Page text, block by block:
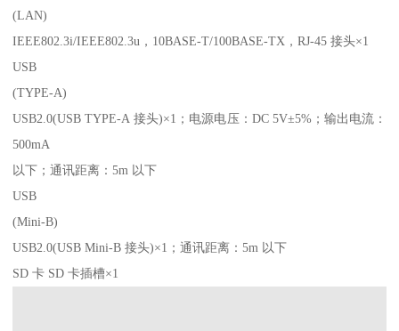
(LAN)
IEEE802.3i/IEEE802.3u，10BASE-T/100BASE-TX，RJ-45 接头×1
USB
(TYPE-A)
USB2.0(USB TYPE-A 接头)×1；电源电压：DC 5V±5%；输出电流：
500mA
以下；通讯距离：5m 以下
USB
(Mini-B)
USB2.0(USB Mini-B 接头)×1；通讯距离：5m 以下
SD 卡 SD 卡插槽×1